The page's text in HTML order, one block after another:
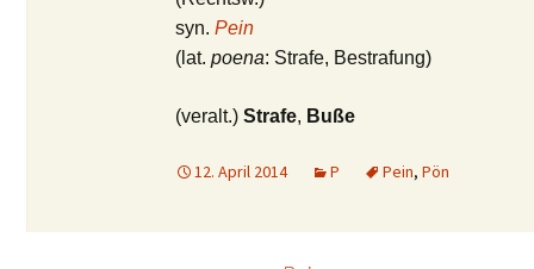
syn. Pein
(lat. poena: Strafe, Bestrafung)
(veralt.) Strafe, Buße
12. April 2014 P Pein, Pön